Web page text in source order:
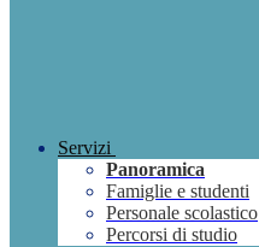
Servizi
Panoramica
Famiglie e studenti
Personale scolastico
Percorsi di studio